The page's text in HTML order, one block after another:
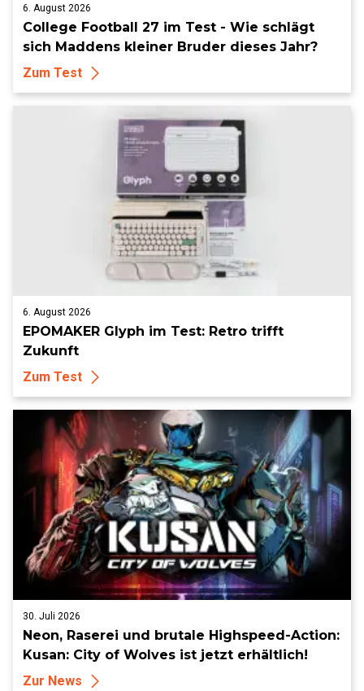
6. August 2026
College Football 27 im Test - Wie schlägt
sich Maddens kleiner Bruder dieses Jahr?
Zum Test
6. August 2026
EPOMAKER Glyph im Test: Retro trifft
Zukunft
Zum Test
30. Juli 2026
Neon, Raserei und brutale Highspeed-Action:
Kusan: City of Wolves ist jetzt erhältlich!
Zur News